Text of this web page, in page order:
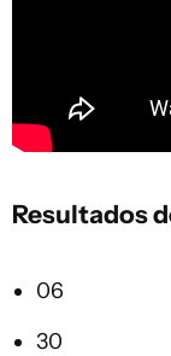
Resultados
06
30